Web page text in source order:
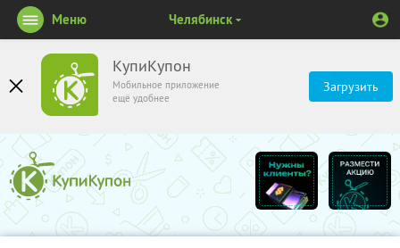
КупиКупон
Мобильное приложение
ещё удобнее
Загрузить
Меню Челябинск